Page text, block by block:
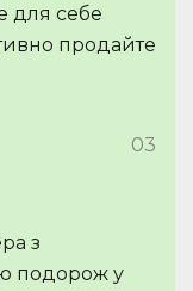
для себе
продайте
03
з
подорож у